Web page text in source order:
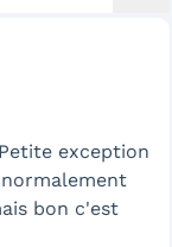
exception
bon c'est